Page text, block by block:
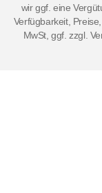
wir ggf. eine
Verfügbarkeit,
MwSt, ggf. zzgl.